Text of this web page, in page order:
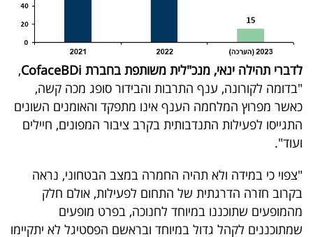
בריאות
תרבות
ופנאי
תיירות
TOP-
5
לדברי תהילה ינאי, מנכ"לית משותפת בחברת CofaceBDi
,
"בדומה לקורונה, ענף התרבות והבידור סופג מכה קשה,
כאשר מפרוץ המלחמה הענף אינו מתפקד והאומנים השונים
התגייסו לפעילות התנדבותית בקרב ציבור המפונים, חיילים
ועוד".
"צפוי כי במידה ולא תהיה החמרה במצב הבטחוני, נראה
בקרוב חזרה הדרגתית של התחום לפעילות, אולם חלק
מהמופעים שתוכננו במיוחד לחנוכה, בפרט מופעים
שמתוכננים לקהל גדול במיוחד ובראשם הפסטיגל לא יתקיימו